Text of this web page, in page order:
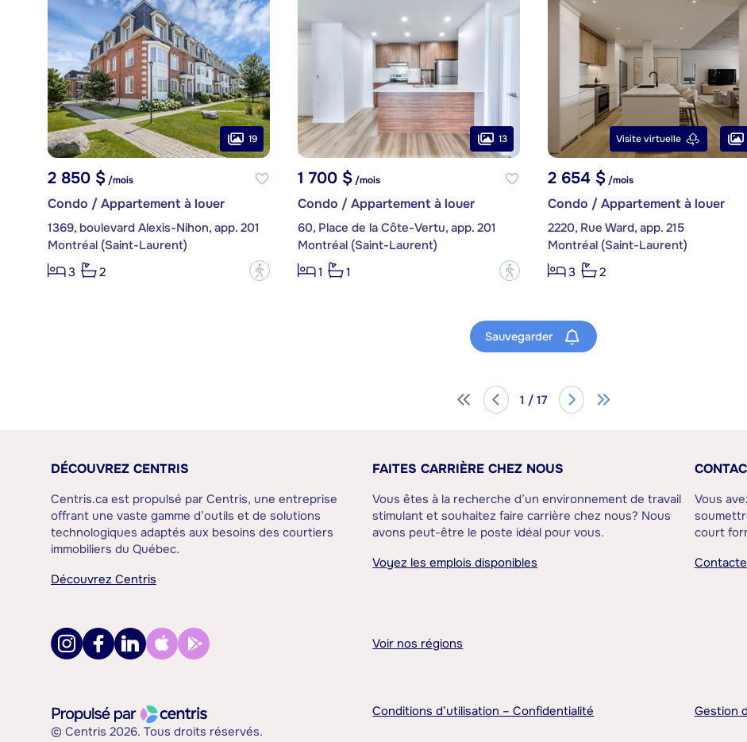
19
2 850 $/mois
Condo / Appartement à louer
1369, boulevard Alexis-Nihon, app. 201
Montréal (Saint-Laurent)
3
2 ?
13
1 700 $/mois
Condo / Appartement à louer
60, Place de la Côte-Vertu, app. 201
Montréal (Saint-Laurent)
1
1 ?
Visite virtuelle
2 654 $/mois
Condo / Appartement à louer
2220, Rue Ward, app. 215
Montréal (Saint-Laurent)
3
2
Sauvegarder
1 / 17
DÉCOUVREZ CENTRIS
Centris.ca est propulsé par Centris, une entreprise
offrant une vaste gamme d’outils et de solutions
technologiques adaptés aux besoins des courtiers
immobiliers du Québec.
Découvrez Centris
FAITES CARRIÈRE CHEZ NOUS
Vous êtes à la recherche d’un environnement de travail
stimulant et souhaitez faire carrière chez nous? Nous
avons peut-être le poste idéal pour vous.
Voyez les emplois disponibles
Vous
court
Voir nos régions
© Centris 2026. Tous droits réservés.
Conditions d’utilisation – Confidentialité Gestion